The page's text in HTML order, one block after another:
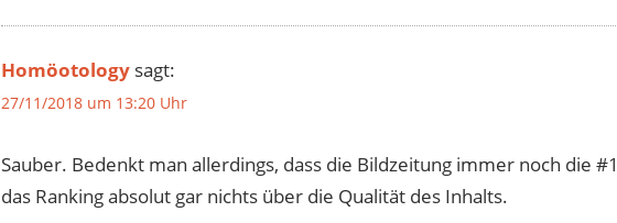
Homöotology sagt:
27/11/2018 um 13:20 Uhr
Sauber. Bedenkt man allerdings, dass die Bildzeitung immer noch die
das Ranking absolut gar nichts über die Qualität des Inhalts.